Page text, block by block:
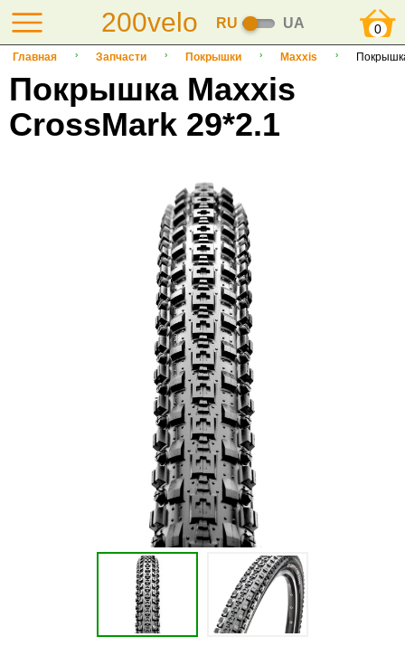
200velo RU UA 0
Главная Запчасти Покрышки Maxxis
Покрышка Maxxis
СrossMark 29*2.1